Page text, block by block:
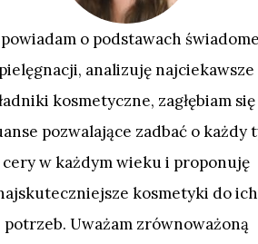
o podstawach
analizuję najciekawsze
kosmetyczne, zagłębiam
pozwalające zadbać o każdy
cery w każdym wieku i proponuję
kosmetyki do ich
potrzeb. Uważam zrównoważoną